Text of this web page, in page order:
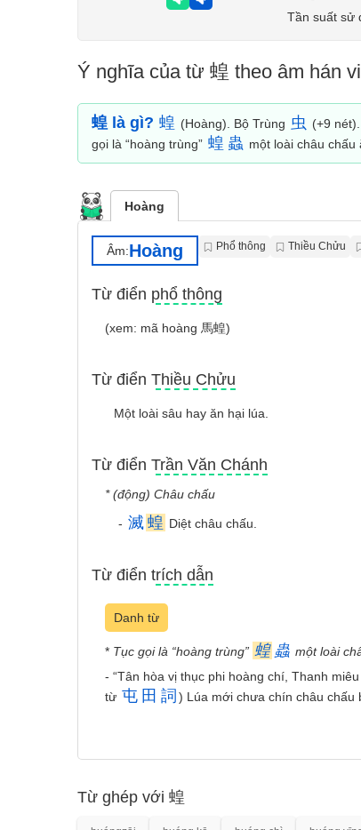
Tần suất sử
Ý nghĩa của từ 蝗 theo âm hán
蝗 là gì? 蝗 (Hoàng). Bộ Trùng 虫 (+9
gọi là “hoàng trùng” 蝗 蟲 một loài châu
Hoàng
Âm:Hoàng Phổ thông Thiều Chửu
Từ điển phổ thông
(xem: mã hoàng 馬蝗)
Từ điển Thiều Chửu
Một loài sâu hay ăn hại lúa.
Từ điển Trần Văn Chánh
* (động) Châu chấu
- 滅 蝗 Diệt châu chấu.
Từ điển trích dẫn
Danh từ
* Tục gọi là “hoàng trùng” 蝗 蟲 một loài
- “Tân hòa vị thục phi hoàng chí, Thanh
từ 屯 田 詞 ) Lúa mới chưa chín châu chấu
Từ ghép với 蝗